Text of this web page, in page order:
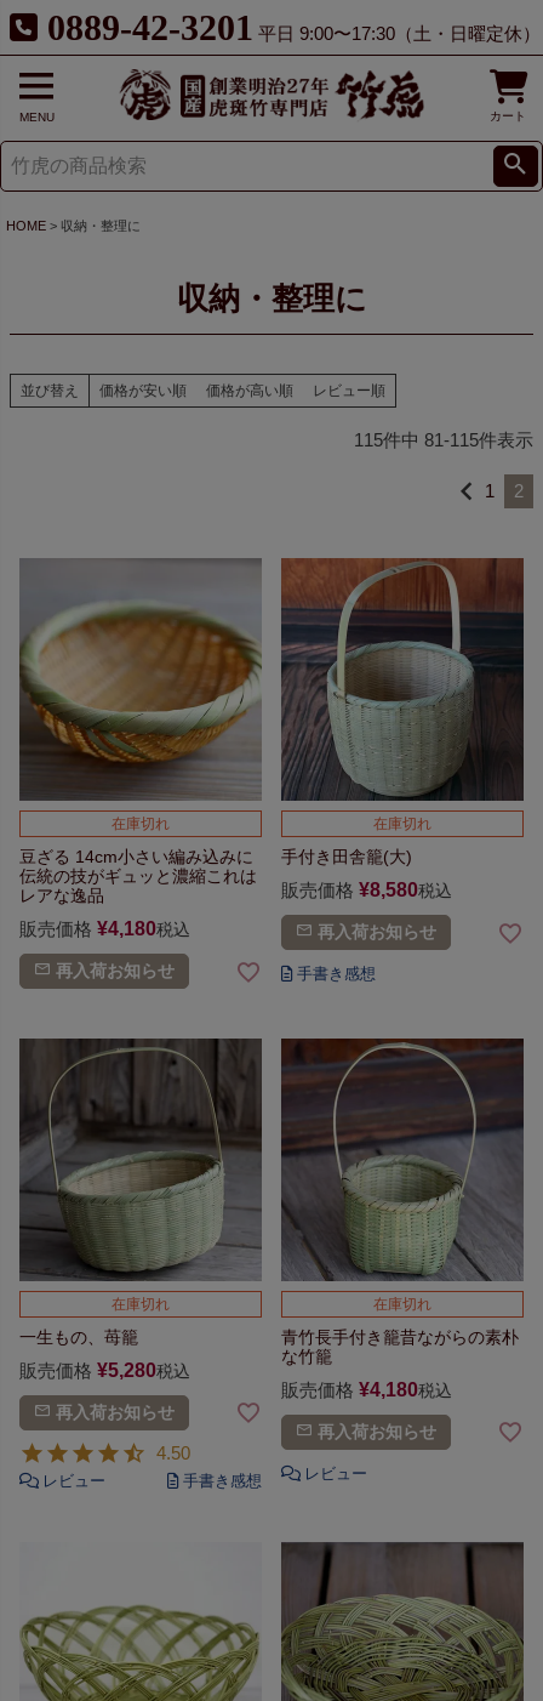
0889-42-3201 平日 9:00〜17:30（土・日曜定休）
MENU カート
HOME 収納・整理に
収納・整理に
並び替え 価格が安い順 価格が高い順 レビュー順
115件中 81-115件表示
1 2
在庫切れ
豆ざる 14cm小さい編み込みに
伝統の技がギュッと濃縮これは
レアな逸品
販売価格 ¥4,180税込
再入荷お知らせ
在庫切れ
手付き田舎籠(大)
販売価格 ¥8,580税込
再入荷お知らせ
在庫切れ
一生もの、苺籠
販売価格 ¥5,280税込
再入荷お知らせ
4.50
在庫切れ
青竹長手付き籠昔ながらの素朴
な竹籠
販売価格 ¥4,180税込
再入荷お知らせ